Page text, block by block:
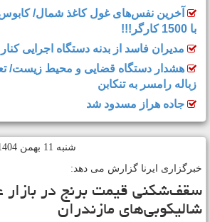
آخرین نفس‌های غول کاغذ شمال‌/ ‌کابوس
مدیران فاسد از بدنه دستگاه اجرایی کنار
هشدار دستگاه قضایی و محیط زیست/
زباله رامسر به تنکابن
جاده هراز مسدود شد
شنبه 11 بهمن 1404-12:5 کد خبر:145035
ایرنا گزارش می دهد:
قیمت برنج در بازار
مازندران